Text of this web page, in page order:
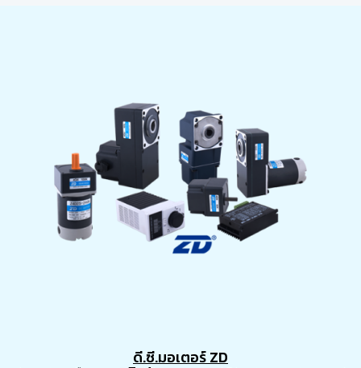
ดี.ซี.มอเตอร์ ZD